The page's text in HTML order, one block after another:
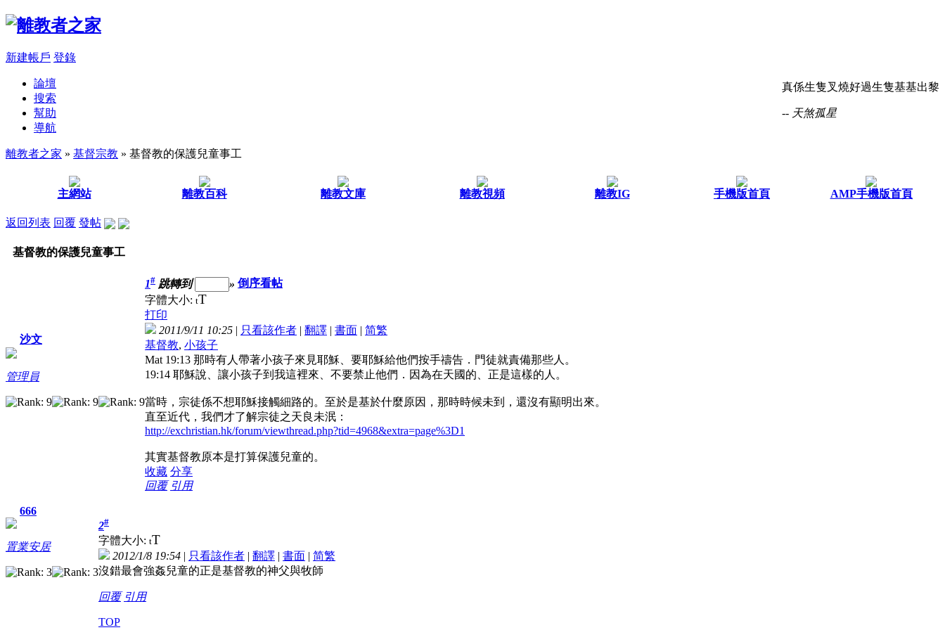
新建帳戶 登錄
真係生隻叉燒好過生隻基基出黎
-- 天煞孤星
論壇
搜索
幫助
導航
離教者之家 » 基督宗教 » 基督教的保護兒童事工
主網站 離教百科 離教文庫 離教視頻 離教IG 手機版首頁 AMP手機版首頁
返回列表 回覆 發帖
基督教的保護兒童事工
沙文
管理員
1# 跳轉到 » 倒序看帖
字體大小: tT
打印
2011/9/11 10:25 | 只看該作者 | 翻譯 | 書面 | 简繁
基督教, 小孩子
Mat 19:13 那時有人帶著小孩子來見耶穌、要耶穌給他們按手禱告．門徒就責備那些人。
19:14 耶穌說、讓小孩子到我這裡來、不要禁止他們．因為在天國的、正是這樣的人。
當時，宗徒係不想耶穌接觸細路的。至於是基於什麼原因，那時時候未到，還沒有顯明出來。
直至近代，我們才了解宗徒之天良未泯：
http://exchristian.hk/forum/viewthread.php?tid=4968&extra=page%3D1
其實基督教原本是打算保護兒童的。
收藏 分享
回覆 引用
666
置業安居
2#
字體大小: tT
2012/1/8 19:54 | 只看該作者 | 翻譯 | 書面 | 简繁
沒錯最會強姦兒童的正是基督教的神父與牧師
回覆 引用
TOP